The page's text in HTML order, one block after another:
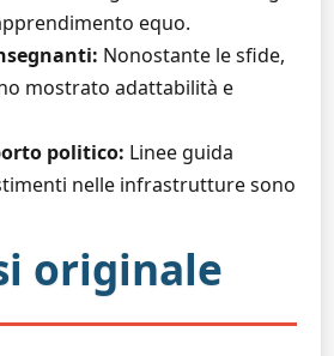
equo.
Nonostante le sfide,
mostrato adattabilità e
politico: Linee guida
nelle infrastrutture sono
originale